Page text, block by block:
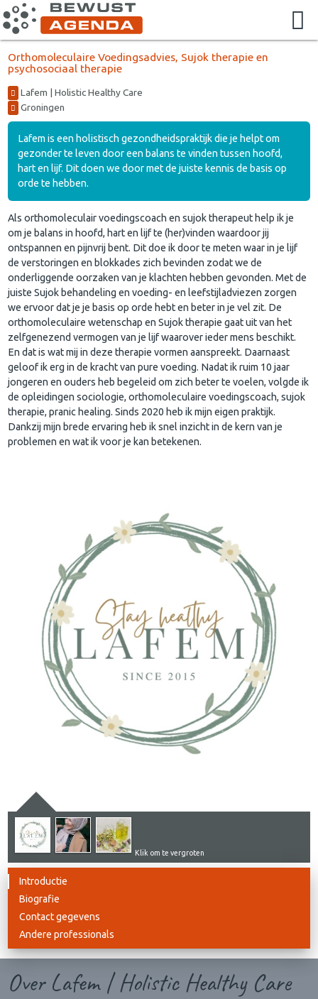
Orthomoleculaire Voedingsadvies, Sujok therapie en
psychosociaal therapie
Lafem | Holistic Healthy Care
Groningen
Lafem is een holistisch gezondheidspraktijk die je helpt om
gezonder te leven door een balans te vinden tussen hoofd,
hart en lijf. Dit doen we door met de juiste kennis de basis op
orde te hebben.
Als orthomoleculair voedingscoach en sujok therapeut help ik je
om je balans in hoofd, hart en lijf te (her)vinden waardoor jij
ontspannen en pijnvrij bent. Dit doe ik door te meten waar in je lijf
de verstoringen en blokkades zich bevinden zodat we de
onderliggende oorzaken van je klachten hebben gevonden. Met de
juiste Sujok behandeling en voeding- en leefstijladviezen zorgen
we ervoor dat je je basis op orde hebt en beter in je vel zit. De
orthomoleculaire wetenschap en Sujok therapie gaat uit van het
zelfgenezend vermogen van je lijf waarover ieder mens beschikt.
En dat is wat mij in deze therapie vormen aanspreekt. Daarnaast
geloof ik erg in de kracht van pure voeding. Nadat ik ruim 10 jaar
jongeren en ouders heb begeleid om zich beter te voelen, volgde ik
de opleidingen sociologie, orthomoleculaire voedingscoach, sujok
therapie, pranic healing. Sinds 2020 heb ik mijn eigen praktijk.
Dankzij mijn brede ervaring heb ik snel inzicht in de kern van je
problemen en wat ik voor je kan betekenen.
Klik om te vergroten
Introductie
Biografie
Contact gegevens
Andere professionals
Over Lafem | Holistic Healthy Care